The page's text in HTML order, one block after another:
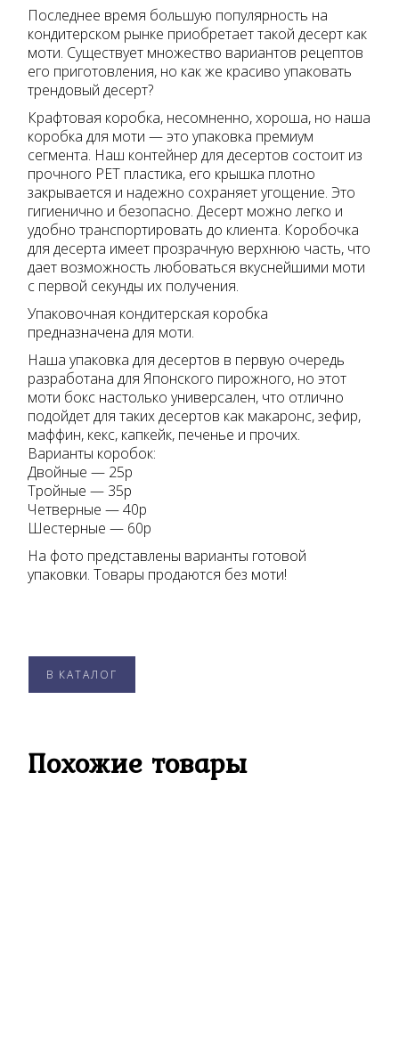
Последнее время большую популярность на
кондитерском рынке приобретает такой десерт как
моти. Существует множество вариантов рецептов
его приготовления, но как же красиво упаковать
трендовый десерт?
Крафтовая коробка, несомненно, хороша, но наша
коробка для моти — это упаковка премиум
сегмента. Наш контейнер для десертов состоит из
прочного PET пластика, его крышка плотно
закрывается и надежно сохраняет угощение. Это
гигиенично и безопасно. Десерт можно легко и
удобно транспортировать до клиента. Коробочка
для десерта имеет прозрачную верхнюю часть, что
дает возможность любоваться вкуснейшими моти
с первой секунды их получения.
Упаковочная кондитерская коробка
предназначена для моти.
Наша упаковка для десертов в первую очередь
разработана для Японского пирожного, но этот
моти бокс настолько универсален, что отлично
подойдет для таких десертов как макаронс, зефир,
маффин, кекс, капкейк, печенье и прочих.
Варианты коробок:
Двойные — 25р
Тройные — 35р
Четверные — 40р
Шестерные — 60р
На фото представлены варианты готовой
упаковки. Товары продаются без моти!
В КАТАЛОГ
Похожие товары